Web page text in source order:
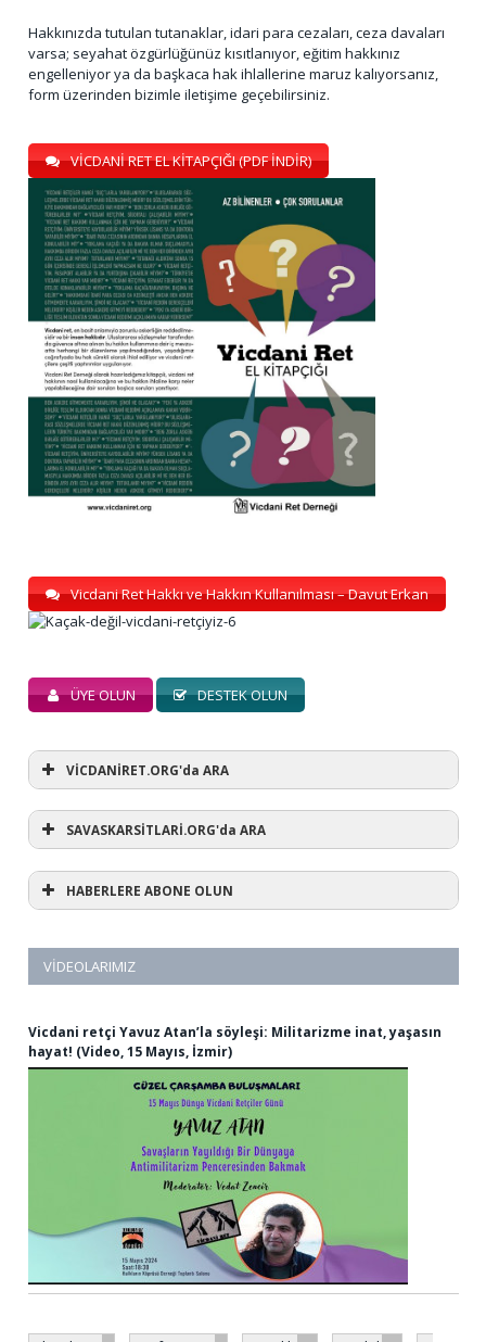
Hakkınızda tutulan tutanaklar, idari para cezaları, ceza davaları
varsa; seyahat özgürlüğünüz kısıtlanıyor, eğitim hakkınız
engelleniyor ya da başkaca hak ihlallerine maruz kalıyorsanız,
form üzerinden bizimle iletişime geçebilirsiniz.
VİCDANİ RET EL KİTAPÇIĞI (PDF İNDİR)
Vicdani Ret Hakkı ve Hakkın Kullanılması – Davut Erkan
ÜYE OLUN DESTEK OLUN
VİCDANİRET.ORG'da ARA
SAVASKARSİTLARİ.ORG'da ARA
HABERLERE ABONE OLUN
VIDEOLARIMIZ
Vicdani retçi Yavuz Atan’la söyleşi: Militarizme inat, yaşasın
hayat! (Video, 15 Mayıs, İzmir)